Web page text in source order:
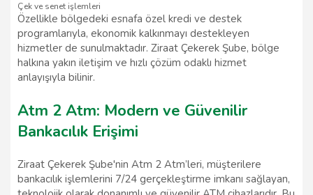
Çek ve senet işlemleri
Özellikle bölgedeki esnafa özel kredi ve destek
programlarıyla, ekonomik kalkınmayı destekleyen
hizmetler de sunulmaktadır. Ziraat Çekerek Şube, bölge
halkına yakın iletişim ve hızlı çözüm odaklı hizmet
anlayışıyla bilinir.
Atm 2 Atm: Modern ve Güvenilir
Bankacılık Erişimi
Ziraat Çekerek Şube'nin Atm 2 Atm’leri, müşterilere
bankacılık işlemlerini 7/24 gerçekleştirme imkanı sağlayan,